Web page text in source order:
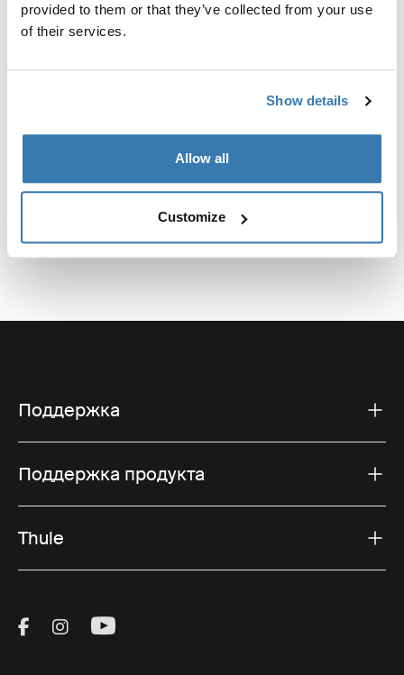
provided to them or that they’ve collected from your use
of their services.
Show details
Allow all
Customize
Toggle overview
Описание изделий
Технические характеристики
Поддержка
Поддержка продукта
Thule
Visit Thule on Facebook (external link)
Visit Thule on Instagram (external link)
Visit Thule on Youtube (external